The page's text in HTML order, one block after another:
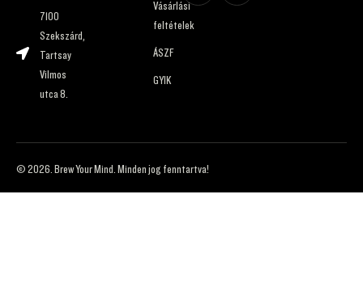
7100
Szekszárd,
Tartsay
Vilmos
utca 8.
Vásárlási
feltételek
ÁSZF
GYIK
© 2026. Brew Your Mind. Minden jog fenntartva!